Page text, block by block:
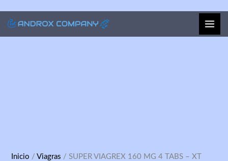
Inicio /Viagras / SUPER VIAGREX 160 MG 4 TABS – XT
SUPER